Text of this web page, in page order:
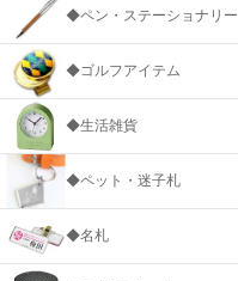
◆ペン・ステーショナリー
◆ゴルフアイテム
◆生活雑貨
◆ペット・迷子札
◆名札